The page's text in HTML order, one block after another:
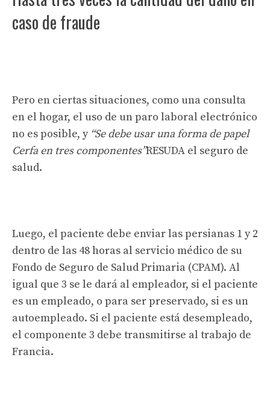
caso de fraude
Pero en ciertas situaciones, como una consulta
en el hogar, el uso de un paro laboral electrónico
no es posible, y “Se debe usar una forma de papel
Cerfa en tres componentes”RESUDA el seguro de
salud.
Luego, el paciente debe enviar las persianas 1 y 2
dentro de las 48 horas al servicio médico de su
Fondo de Seguro de Salud Primaria (CPAM). Al
igual que 3 se le dará al empleador, si el paciente
es un empleado, o para ser preservado, si es un
autoempleado. Si el paciente está desempleado,
el componente 3 debe transmitirse al trabajo de
Francia.